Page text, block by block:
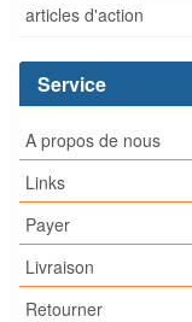
articles d'action
Service
A propos de nous
Links
Payer
Livraison
Retourner